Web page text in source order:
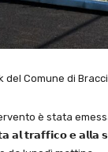
del Comune di
è stata
𝘁𝗿𝗮𝗳𝗳𝗶𝗰𝗼 𝗲 𝗮𝗹𝗹𝗮